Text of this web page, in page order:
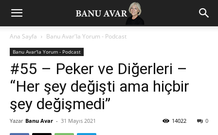
Ana Sayfa Banu Avar'la Yorum - Podcast
Banu Avar'la Yorum - Podcast
#55 – Peker ve Diğerleri –
“Her şey değişti ama hiçbir
şey değişmedi”
Yazar Banu Avar - 31 Mayıs 2021 0
14022